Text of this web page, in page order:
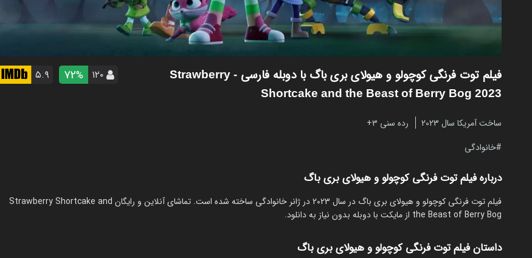
فیلم توت فرنگی کوچولو و هیولای بری باگ با دوبله فارسی
- Strawberry
Shortcake and the Beast of Berry Bog 2023
۱۲۰ 72% ۵.۹
ساخت آمریکا سال 2023
رده سنی ۳+
خانوادگی
درباره فیلم توت فرنگی کوچولو و هیولای بری باگ
فیلم توت فرنگی کوچولو و هیولای بری باگ در سال 2023 در ژانر خانوادگی ساخته شده است. تماشای آنلاین و رایگان Strawberry Shortcake and
the Beast of Berry Bog از مایکت با دوبله بدون نیاز به دانلود.
داستان فیلم توت فرنگی کوچولو و هیولای بری باگ